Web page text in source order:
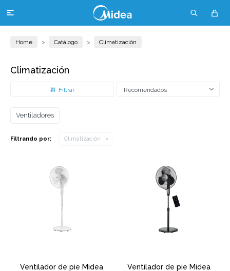

Home Catálogo Climatización
Climatización
Recomendados
Ventiladores
Filtrando por: Climatización
Ventilador de pie Midea
Ventilador de pie Midea